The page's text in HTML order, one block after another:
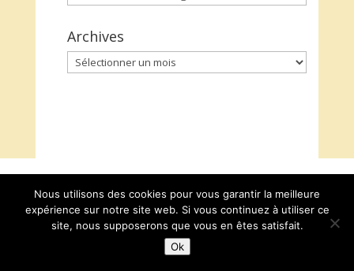
Archives
Archives
Nous utilisons des cookies pour vous garantir la meilleure
expérience sur notre site web. Si vous continuez à utiliser ce
site, nous supposerons que vous en êtes satisfait.
Ok